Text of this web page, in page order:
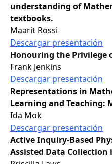
understanding of
textbooks.
Maarit Rossi
Descargar presentación
Honouring the Privilege
Frank Jenkins
Descargar presentación
Representations in
Learning and Teaching:
Ida Mok
Descargar presentación
Active Inquiry-Based
Assisted Data Collection